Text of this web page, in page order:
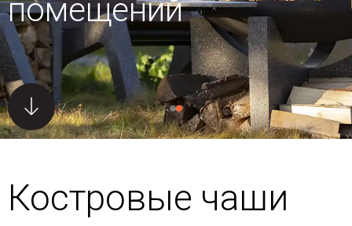
помещений
Костровые чаши